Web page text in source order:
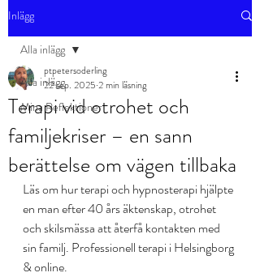
Inlägg
Alla inlägg
Mina Reflektioner
Alla inlägg
Terapi vid otrohet och
familjekriser – en sann
berättelse om vägen tillbaka
ptpetersoderling
22 sep. 2025 2 min läsning
Läs om hur terapi och hypnosterapi hjälpte
en man efter 40 års äktenskap, otrohet
och skilsmässa att återfå kontakten med
sin familj. Professionell terapi i Helsingborg
& online.